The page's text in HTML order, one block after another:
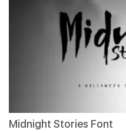
Midnight Stories Font